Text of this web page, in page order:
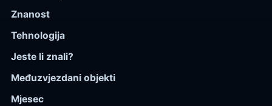
Znanost
Tehnologija
Jeste li znali?
Međuzvjezdani objekti
Mjesec